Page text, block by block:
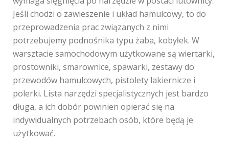
Jeśli chodzi o zawieszenie i układ hamulcowy, to do
przeprowadzenia prac związanych z nimi
potrzebujemy podnośnika typu żaba, kobyłek. W
warsztacie samochodowym użytkowane są wiertarki,
prostowniki, smarownice, spawarki, zestawy do
przewodów hamulcowych, pistolety lakiernicze i
polerki. Lista narzędzi specjalistycznych jest bardzo
długa, a ich dobór powinien opierać się na
indywidualnych potrzebach osób, które będą je
użytkować.